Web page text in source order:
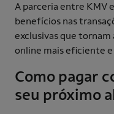
A parceria entre KMV
benefícios nas
exclusivas que
online mais eficiente
Como pagar
seu próximo